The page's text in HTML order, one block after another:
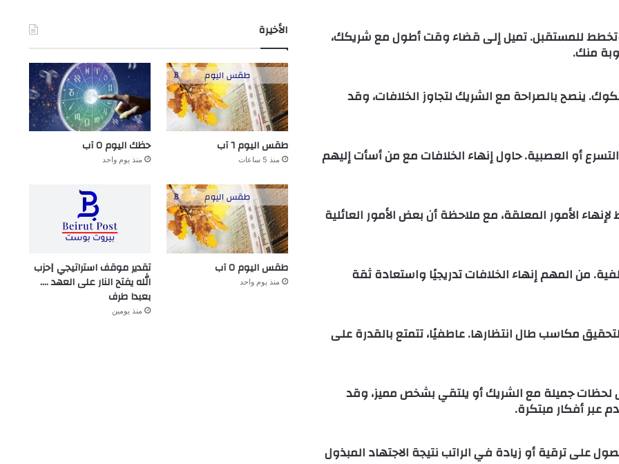
للمستقبل. تميل إلى قضاء وقت أطول مع شريكك،
منك.
ينصح بالصراحة مع الشريك لتجاوز الخلافات، وقد
أو العصبية. حاول إنهاء الخلافات مع من أسأت إليهم
الأمور المعلقة، مع ملاحظة أن بعض الأمور العائلية
من المهم إنهاء الخلافات تدريجيًا واستعادة ثقة
مكاسب طال انتظارها. عاطفيًا، تتمتع بالقدرة على
لحظات جميلة مع الشريك أو يلتقي بشخص مميز، وقد
عبر أفكار مبتكرة.
على ترقية أو زيادة في الراتب نتيجة الاجتهاد المبذول
الأخيرة
طقس اليوم ٦ آب
منذ 5 ساعات
حظك اليوم ٥ آب
منذ يوم واحد
طقس اليوم ٥ آب
منذ يوم واحد
تقدير موقف استراتيجي |حزب
الله يفتح النار على العهد ….
بعبدا طرف
منذ يومين